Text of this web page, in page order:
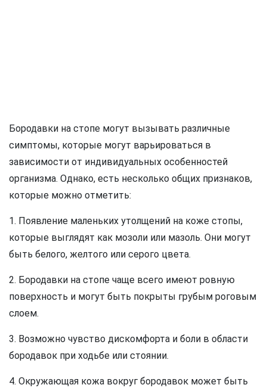
Бородавки на стопе могут вызывать различные
симптомы, которые могут варьироваться в
зависимости от индивидуальных особенностей
организма. Однако, есть несколько общих признаков,
которые можно отметить:
1. Появление маленьких утолщений на коже стопы,
которые выглядят как мозоли или мазоль. Они могут
быть белого, желтого или серого цвета.
2. Бородавки на стопе чаще всего имеют ровную
поверхность и могут быть покрыты грубым роговым
слоем.
3. Возможно чувство дискомфорта и боли в области
бородавок при ходьбе или стоянии.
4. Окружающая кожа вокруг бородавок может быть